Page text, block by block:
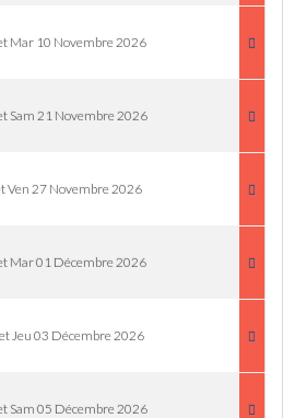
Mar 10 Novembre 2026
Sam 21 Novembre 2026
Ven 27 Novembre 2026
Mar 01 Décembre 2026
Jeu 03 Décembre 2026
Sam 05 Décembre 2026